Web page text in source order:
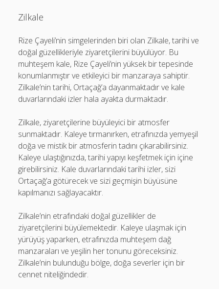
Zilkale
Rize Çayeli’nin simgelerinden biri olan Zilkale, tarihi ve
doğal güzellikleriyle ziyaretçilerini büyülüyor. Bu
muhteşem kale, Rize Çayeli’nin yüksek bir tepesinde
konumlanmıştır ve etkileyici bir manzaraya sahiptir.
Zilkale’nin tarihi, Ortaçağ’a dayanmaktadır ve kale
duvarlarındaki izler hala ayakta durmaktadır.
Zilkale, ziyaretçilerine büyüleyici bir atmosfer
sunmaktadır. Kaleye tırmanırken, etrafınızda yemyeşil
doğa ve mistik bir atmosferin tadını çıkarabilirsiniz.
Kaleye ulaştığınızda, tarihi yapıyı keşfetmek için içine
girebilirsiniz. Kale duvarlarındaki tarihi izler, sizi
Ortaçağ’a götürecek ve sizi geçmişin büyüsüne
kapılmanızı sağlayacaktır.
Zilkale’nin etrafındaki doğal güzellikler de
ziyaretçilerini büyülemektedir. Kaleye ulaşmak için
yürüyüş yaparken, etrafınızda muhteşem dağ
manzaraları ve yeşilin her tonunu göreceksiniz.
Zilkale’nin bulunduğu bölge, doğa severler için bir
cennet niteliğindedir.